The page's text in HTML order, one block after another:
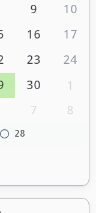
9
10
16
17
23
24
30
1
7 8
28